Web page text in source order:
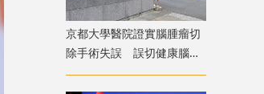
京都大學醫院證實腦腫瘤切
除手術失誤 誤切健康腦組
織致病患無法自主呼吸